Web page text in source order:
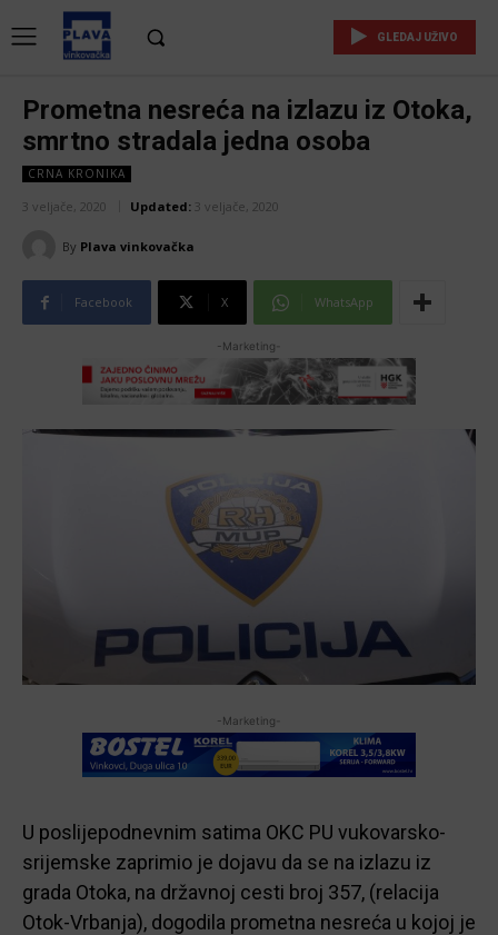
GLEDAJ UŽIVO
Prometna nesreća na izlazu iz Otoka,
smrtno stradala jedna osoba
CRNA KRONIKA
3 veljače, 2020 Updated: 3 veljače, 2020
By Plava vinkovačka
Facebook X WhatsApp
-Marketing-
-Marketing-
U poslijepodnevnim satima OKC PU vukovarsko-
srijemske zaprimio je dojavu da se na izlazu iz
grada Otoka, na državnoj cesti broj 357, (relacija
Otok-Vrbanja), dogodila prometna nesreća u kojoj je